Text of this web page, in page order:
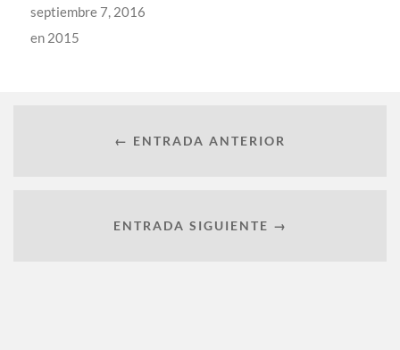
septiembre 7, 2016
en 2015
← ENTRADA ANTERIOR
ENTRADA SIGUIENTE →